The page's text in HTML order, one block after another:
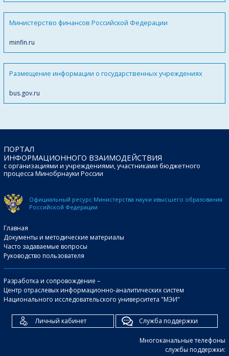
Министерство финансов Российской Федерации
minfin.ru
Размещение информации о государственных учреждениях
bus.gov.ru
ПОРТАЛ
ИНФОРМАЦИОННОГО ВЗАИМОДЕЙСТВИЯ
с организациями и учреждениями, участниками бюджетного
процесса Минобрнауки России
Официальный ресурс Министерства науки ивысшего образования
Российской Федерации
Главная
Документы и методические материалы
Часто задаваемые вопросы
Руководство пользователя
Разработка и сопровождение –
Центр отраслевых информационно-аналитических систем
Национального исследовательского университета "МЭИ"
Личный кабинет Служба поддержки
Многоканальные телефоны
службы поддержки: